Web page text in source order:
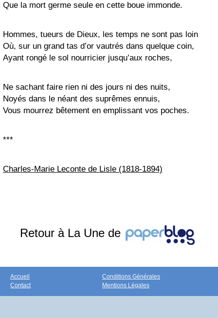
Que la mort germe seule en cette boue immonde.
Hommes, tueurs de Dieux, les temps ne sont pas loin
Où, sur un grand tas d’or vautrés dans quelque coin,
Ayant rongé le sol nourricier jusqu’aux roches,
Ne sachant faire rien ni des jours ni des nuits,
Noyés dans le néant des suprêmes ennuis,
Vous mourrez bêtement en emplissant vos poches.
***
Charles-Marie Leconte de Lisle (1818-1894)
Retour à La Une de
Accueil
Contact
Conditions Générales
Mentions Légales